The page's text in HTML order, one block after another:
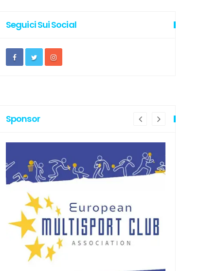
Seguici Sui Social
Sponsor